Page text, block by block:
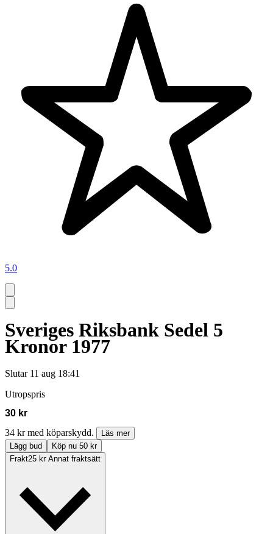
5.0
Sveriges Riksbank Sedel 5
Kronor 1977
Slutar 11 aug 18:41
Utropspris
30 kr
34 kr med köparskydd.
Läs mer
Lägg bud
Köp nu 50 kr
Frakt25 kr Annat fraktsätt